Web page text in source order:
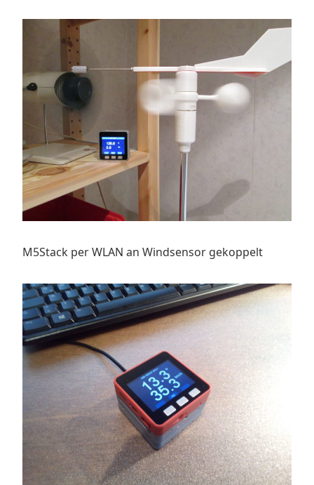
M5Stack per WLAN an Windsensor gekoppelt